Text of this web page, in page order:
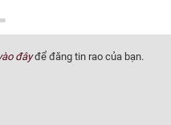
GIÁ
Tất cả
đâyđể đăng tin rao của bạn.